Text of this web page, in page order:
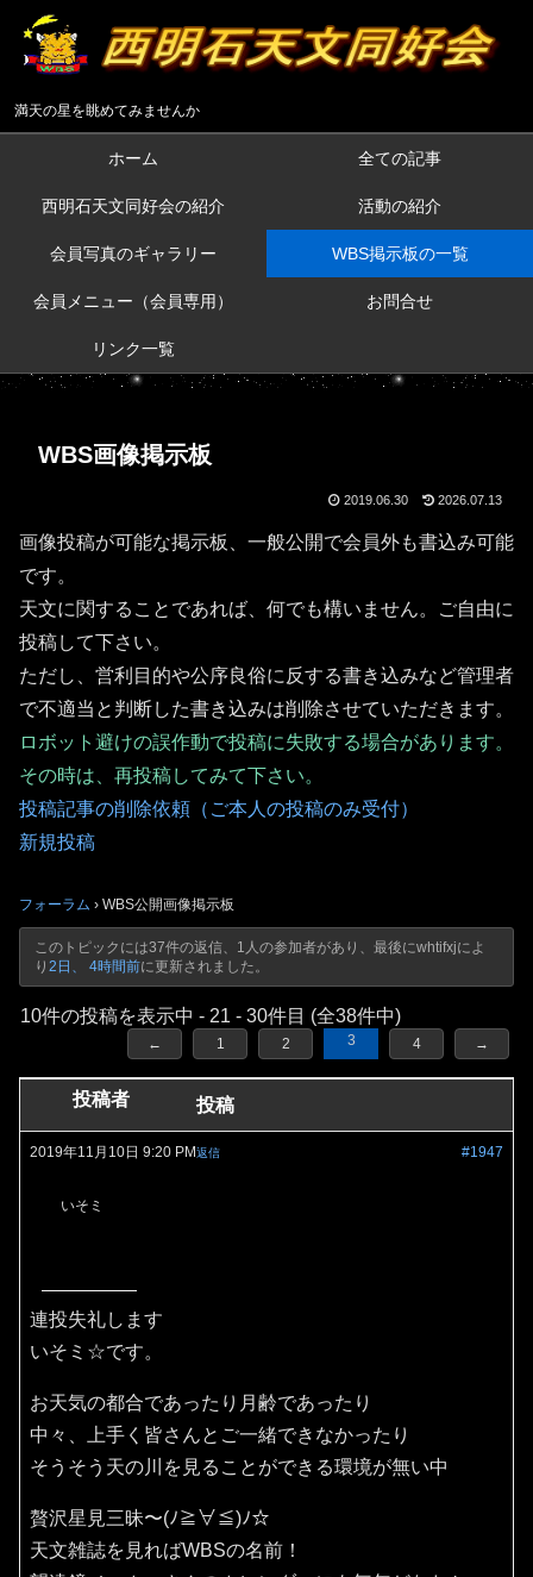
満天の星を眺めてみませんか
ホーム 全ての記事
西明石天文同好会の紹介 活動の紹介
会員写真のギャラリー WBS掲示板の一覧
会員メニュー（会員専用） お問合せ
リンク一覧
WBS画像掲示板
2019.06.30 2026.07.13
画像投稿が可能な掲示板、一般公開で会員外も書込み可能
です。
天文に関することであれば、何でも構いません。ご自由に
投稿して下さい。
ただし、営利目的や公序良俗に反する書き込みなど管理者
で不適当と判断した書き込みは削除させていただきます。
ロボット避けの誤作動で投稿に失敗する場合があります。
その時は、再投稿してみて下さい。
投稿記事の削除依頼（ご本人の投稿のみ受付）
新規投稿
フォーラム › WBS公開画像掲示板
このトピックには37件の返信、1人の参加者があり、最後にwhtifxjによ
り 2日、 4時間前に更新されました。
10件の投稿を表示中 - 21 - 30件目 (全38件中)
← 1 2 3 4 →
投稿者 投稿
2019年11月10日 9:20 PM #1947
返信
いそミ
連投失礼します
いそミ☆です。
お天気の都合であったり月齢であったり
中々、上手く皆さんとご一緒できなかったり
そうそう天の川を見ることができる環境が無い中
贅沢星見三昧〜(ﾉ≧∀≦)ﾉ☆
天文雑誌を見ればWBSの名前！